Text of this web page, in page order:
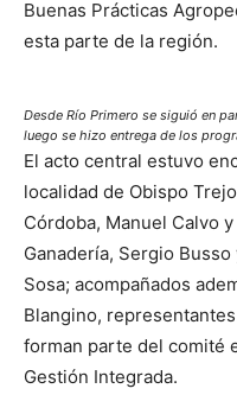
Buenas Prácticas
esta parte de la región.
Desde Río Primero se siguió en
luego se hizo entrega de los
El acto central estuvo
localidad de Obispo
Córdoba, Manuel Calvo
Ganadería, Sergio
Sosa; acompañados
Blangino,
forman parte del comité
Gestión Integrada.